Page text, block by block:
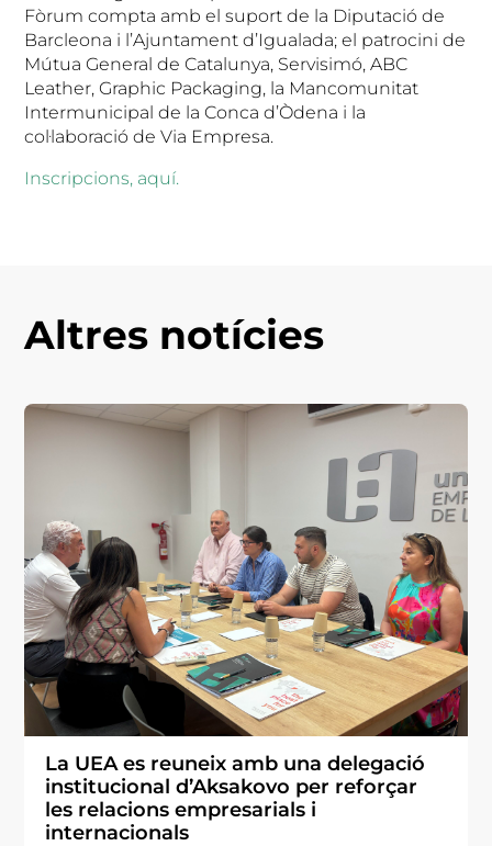
Fòrum compta amb el suport de la Diputació de
Barcleona i l’Ajuntament d’Igualada; el patrocini de
Mútua General de Catalunya, Servisimó, ABC
Leather, Graphic Packaging, la Mancomunitat
Intermunicipal de la Conca d’Òdena i la
col·laboració de Via Empresa.
Inscripcions, aquí.
Altres notícies
La UEA es reuneix amb una delegació
institucional d’Aksakovo per reforçar
les relacions empresarials i
internacionals